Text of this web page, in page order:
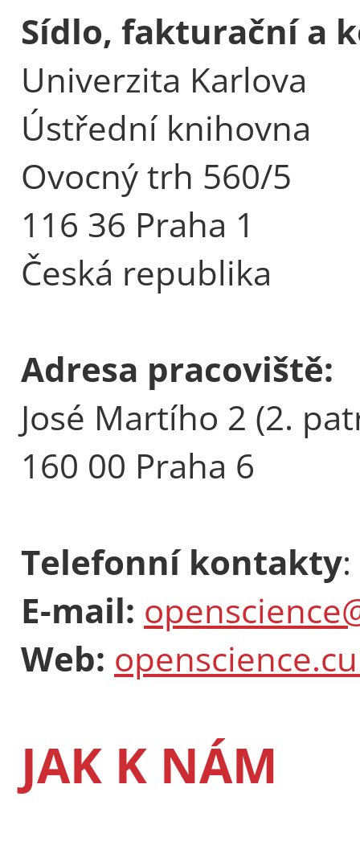
Sídlo, fakturační a
Univerzita Karlova
Ústřední knihovna
Ovocný trh 560/5
116 36 Praha 1
Česká republika
Adresa pracoviště:
José Martího 2 (2.
160 00 Praha 6
Telefonní kontakty:
E-mail:
Web:
JAK K NÁM